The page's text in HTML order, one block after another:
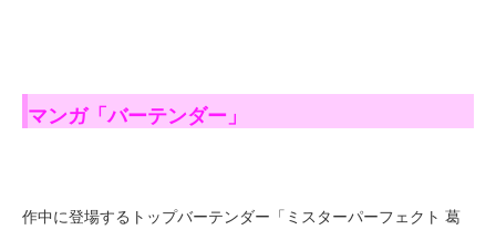
マンガ「バーテンダー」
作中に登場するトップバーテンダー「ミスターパーフェクト 葛